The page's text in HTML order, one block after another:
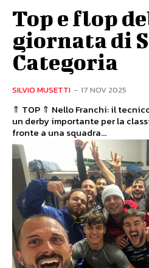
Top e flop
giornata di
Categoria
SILVIO MUSETTI - 17 NOV 2025
⇑ TOP ⇑ Nello Franchi: il
un derby importante per la
fronte a una squadra...